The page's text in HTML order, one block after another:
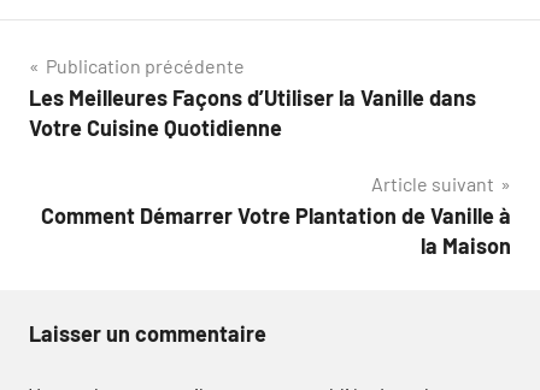
Navigation
de
Publication précédente
Les Meilleures Façons d’Utiliser la Vanille dans
Votre Cuisine Quotidienne
Article suivant
Comment Démarrer Votre Plantation de Vanille à
la Maison
Laisser un commentaire